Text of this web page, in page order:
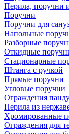
Перила, поручни
Поручни
Поручни для
Напольные
Разборные
Откидные
Стационарные
Штанга с ручкой
Прямые поручни
Угловые поручни
Ограждения
Перила из
Хромированные
Ограждения для